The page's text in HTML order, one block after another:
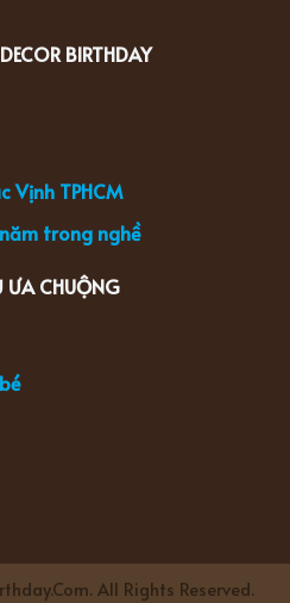
BIRTHDAY
Vịnh TPHCM
trong nghề
ƯA CHUỘNG
All Rights Reserved.